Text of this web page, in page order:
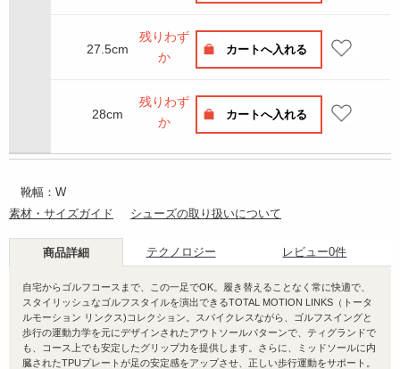
27.5cm
残りわず
か
カートへ入れる
28cm
残りわず
か
カートへ入れる
靴幅：W
素材・サイズガイド
シューズの取り扱いについて
商品詳細 テクノロジー レビュー0件
自宅からゴルフコースまで、この一足でOK。履き替えることなく常に快適で、
スタイリッシュなゴルフスタイルを演出できるTOTAL MOTION LINKS（トータ
ルモーション リンクス)コレクション。スパイクレスながら、ゴルフスイングと
歩行の運動力学を元にデザインされたアウトソールパターンで、ティグランドで
も、コース上でも安定したグリップ力を提供します。さらに、ミッドソールに内
臓されたTPUプレートが足の安定感をアップさせ、正しい歩行運動をサポート。